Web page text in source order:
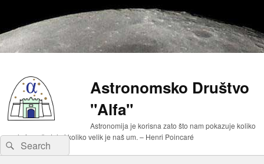
Astronomsko Društvo
"Alfa"
Astronomija je korisna zato što nam pokazuje koliko
malo je naše telo i koliko velik je naš um. – Henri Poincaré
Search
for:
Search